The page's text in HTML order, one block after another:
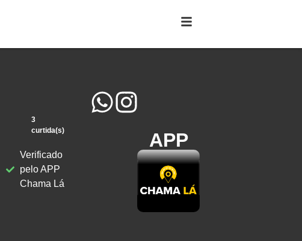
3
curtida(s)
Verificado
pelo APP
Chama Lá
APP